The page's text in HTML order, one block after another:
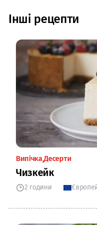
Інші рецепти
Випічка Десерти
Чизкейк
2 години